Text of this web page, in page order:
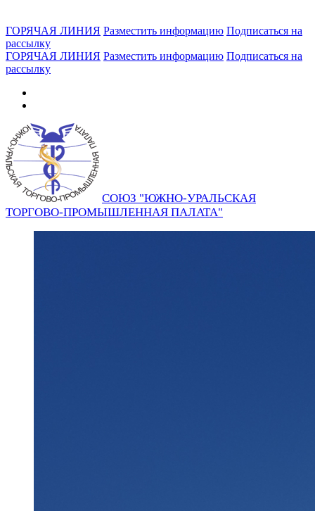
ГОРЯЧАЯ ЛИНИЯ Разместить информацию Подписаться на
рассылку
ГОРЯЧАЯ ЛИНИЯ Разместить информацию Подписаться на
рассылку
СОЮЗ "ЮЖНО-УРАЛЬСКАЯ
ТОРГОВО-ПРОМЫШЛЕННАЯ ПАЛАТА"